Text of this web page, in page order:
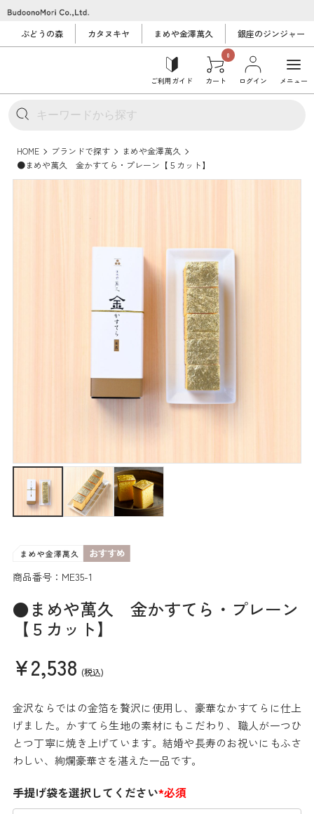
ぶどうの森 カタヌキヤ まめや金澤萬久 銀座のジンジャー
ご利用ガイド
0
カート ログイン メニュー
HOME ブランドで探す
まめや金澤萬久
●まめや萬久 金かすてら・プレーン【５カット】
商品番号：ME35-1
●まめや萬久 金かすてら・プレーン
【５カット】
¥2,538 (税込)
金沢ならではの金箔を贅沢に使用し、豪華なかすてらに仕上
げました。かすてら生地の素材にもこだわり、職人が一つひ
とつ丁寧に焼き上げています。結婚や長寿のお祝いにもふさ
わしい、絢爛豪華さを湛えた一品です。
手提げ袋を選択してください*必須